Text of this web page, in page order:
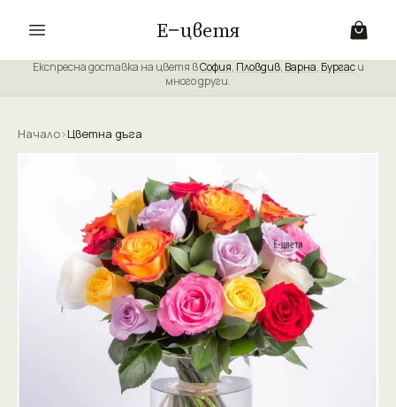
Е цветя
Експресна доставка на цветя вСофия, Пловдив, Варна, Бургаси
много други.
Начало›Цветна дъга